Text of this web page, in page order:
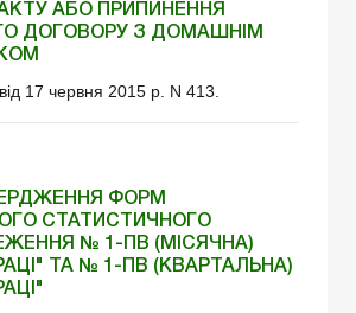
АБО ПРИПИНЕННЯ
ДОГОВОРУ З ДОМАШНІМ
17 червня 2015 р. N 413.
ФОРМ
СТАТИСТИЧНОГО
№ 1-ПВ (МІСЯЧНА)
ТА № 1-ПВ (КВАРТАЛЬНА)